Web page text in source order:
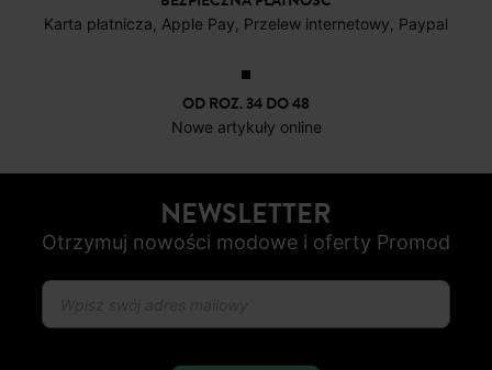
Karta płatnicza, Apple Pay, Przelew internetowy, Paypal
OD ROZ. 34 DO 48
Nowe artykuły online
NEWSLETTER
Otrzymuj nowości modowe i oferty Promod